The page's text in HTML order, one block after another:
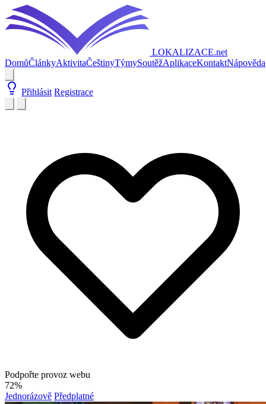
LOKALIZACE.net
DomůČlánkyAktivitaČeštinyTýmySoutěžAplikaceKontaktNápověda
Přihlásit Registrace
Podpořte provoz webu
72%
Jednorázově Předplatné